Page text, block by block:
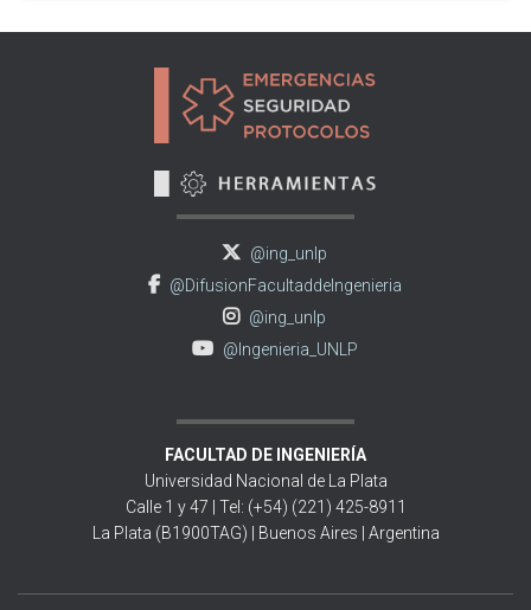
@ing_unlp
@DifusionFacultaddeIngenieria
@ing_unlp
@Ingenieria_UNLP
FACULTAD DE INGENIERÍA
Universidad Nacional de La Plata
Calle 1 y 47 | Tel: (+54) (221) 425-8911
La Plata (B1900TAG) | Buenos Aires | Argentina